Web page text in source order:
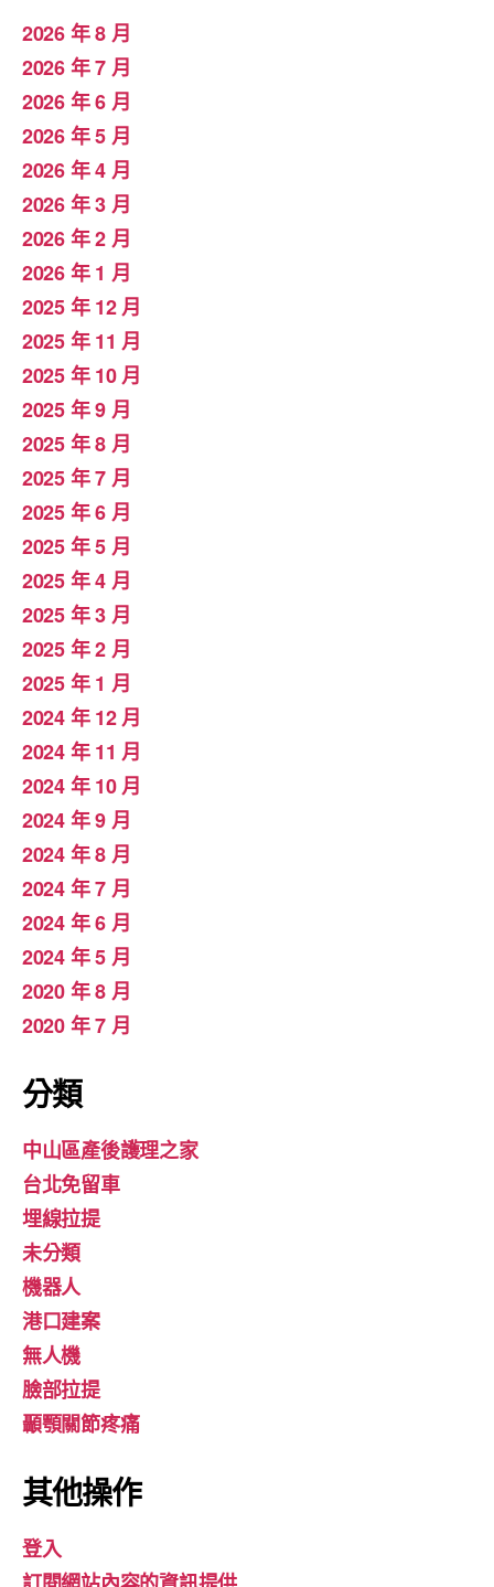
2026 年 8 月
2026 年 7 月
2026 年 6 月
2026 年 5 月
2026 年 4 月
2026 年 3 月
2026 年 2 月
2026 年 1 月
2025 年 12 月
2025 年 11 月
2025 年 10 月
2025 年 9 月
2025 年 8 月
2025 年 7 月
2025 年 6 月
2025 年 5 月
2025 年 4 月
2025 年 3 月
2025 年 2 月
2025 年 1 月
2024 年 12 月
2024 年 11 月
2024 年 10 月
2024 年 9 月
2024 年 8 月
2024 年 7 月
2024 年 6 月
2024 年 5 月
2020 年 8 月
2020 年 7 月
分類
中山區產後護理之家
台北免留車
埋線拉提
未分類
機器人
港口建案
無人機
臉部拉提
顳顎關節疼痛
其他操作
登入